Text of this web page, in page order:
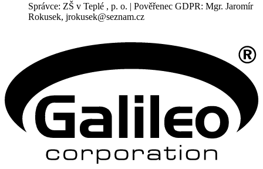
Správce: ZŠ v Teplé , p. o. | Pověřenec GDPR: Mgr. Jaromír
Rokusek, jrokusek@seznam.cz